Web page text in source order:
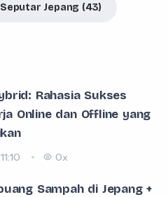
Seputar Jepang (43)
Rahasia Sukses
Online dan Offline yang
0x
Sampah di Jepang +